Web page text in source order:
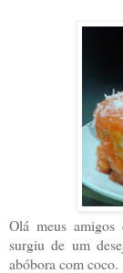
Olá meus amigos
surgiu de um
abóbora com coco.